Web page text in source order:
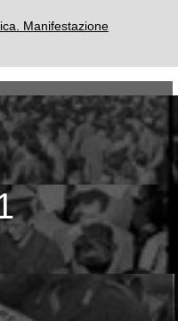
Manifestazione